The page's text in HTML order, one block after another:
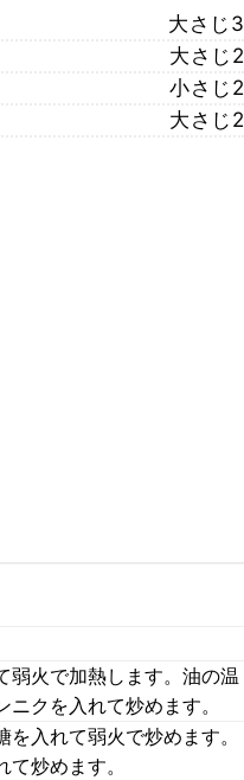
大さじ3
大さじ2
小さじ2
大さじ2
弱火で加熱します。油の温
クを入れて炒めます。
入れて弱火で炒めます。
炒めます。